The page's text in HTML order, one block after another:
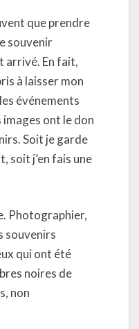
que prendre
souvenir
arrivé. En fait,
à laisser mon
événements
ont le don
Soit je garde
soit j’en fais une
Photographier,
souvenirs
qui ont été
noires de
non